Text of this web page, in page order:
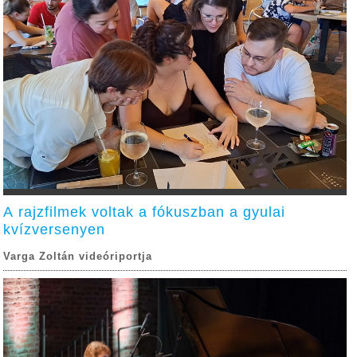
A rajzfilmek voltak a fókuszban a gyulai
kvízversenyen
Varga Zoltán videóriportja